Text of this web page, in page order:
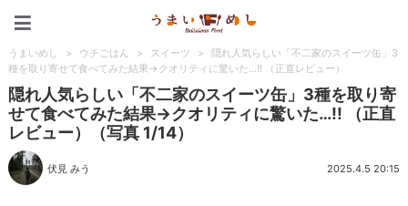
うまいめし > ウチごはん > スイーツ >
隠れ人気らしい「不二家のスイーツ缶」3
種を取り寄せて食べてみた結果→クオリティに驚いた…!! （正直レビュー）
隠れ人気らしい「不二家のスイーツ缶」3種を取り寄
せて食べてみた結果→クオリティに驚いた…!! （正直
レビュー）（写真 1/14）
伏見 みう 2025.4.5 20:15